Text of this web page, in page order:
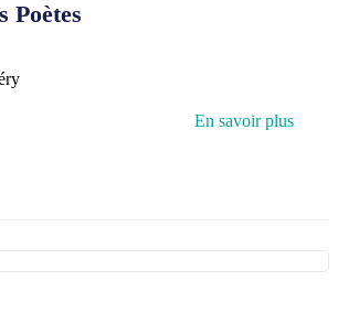
Poètes
En savoir plus